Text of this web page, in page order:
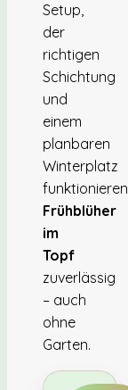
Setup,
der
richtigen
Schichtung
und
einem
planbaren
Winterplatz
funktionieren
Frühblüher
im
Topf
zuverlässig
– auch
ohne
Garten.